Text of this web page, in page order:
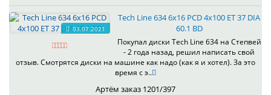
03.07.2021
Tech Line 634 6x16 PCD 4x100 ET 37 DIA
60.1 BD
Покупал диски Tech Line 634 на Степвей
- 2 года назад, решил написать свой
отзыв. Смотрятся диски на машине как надо (как я и хотел). За это
время с э..
Артём заказ 1201/397